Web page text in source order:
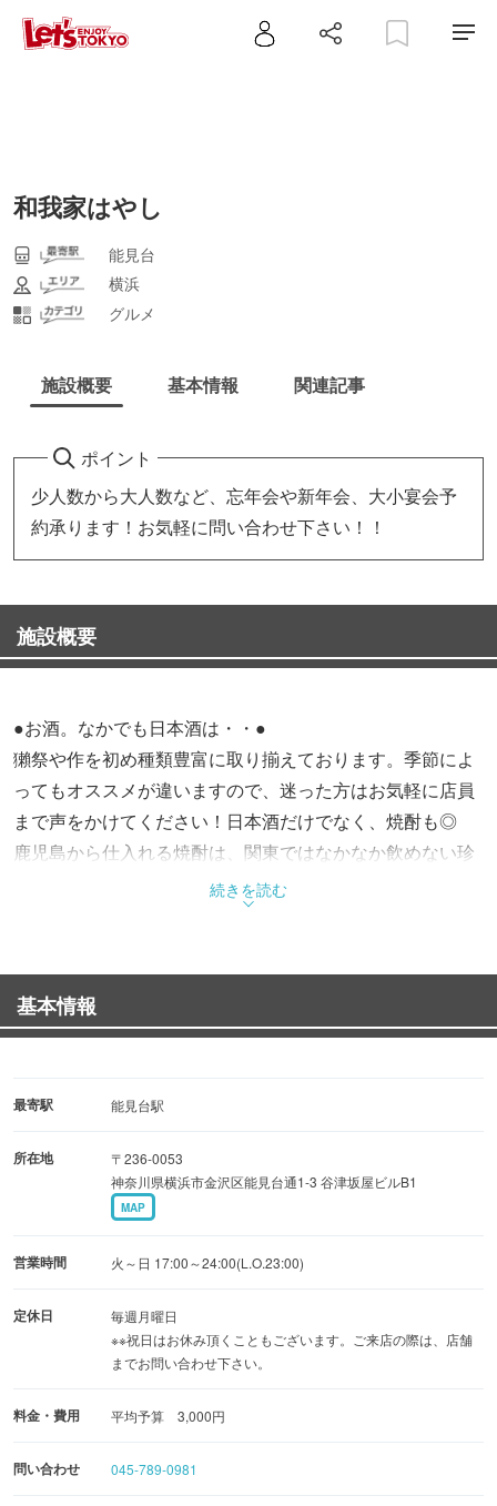
和我家はやし
能見台
横浜
グルメ
施設概要 基本情報 関連記事
ポイント
少人数から大人数など、忘年会や新年会、大小宴会予
約承ります！お気軽に問い合わせ下さい！！
施設概要
●お酒。なかでも日本酒は・・●
獺祭や作を初め種類豊富に取り揃えております。季節によ
ってもオススメが違いますので、迷った方はお気軽に店員
まで声をかけてください！日本酒だけでなく、焼酎も◎
鹿児島から仕入れる焼酎は、関東ではなかなか飲めない珍
しい銘柄もあります。とにかく、おいしいお酒・おもしろ
いお酒は積極的にお出ししています！お酒が好きな方も是
続きを読む
基本情報
最寄駅 能見台駅
所在地
〒236-0053
神奈川県横浜市金沢区能見台通1-3 谷津坂屋ビルB1
MAP
営業時間 火～日 17:00～24:00(L.O.23:00)
定休日
毎週月曜日
※※祝日はお休み頂くこともございます。ご来店の際は、店舗
までお問い合わせ下さい。
料金・費用 平均予算 3,000円
問い合わせ 045-789-0981